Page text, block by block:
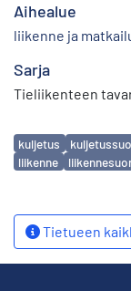
Aihealue
liikenne ja
Sarja
Tieliikenteen
Avainsanat
kuljetus
liikenne
Tietueen